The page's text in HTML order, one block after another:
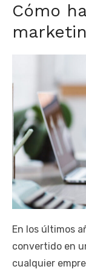
Cómo
En los últimos
convertido en
cualquier